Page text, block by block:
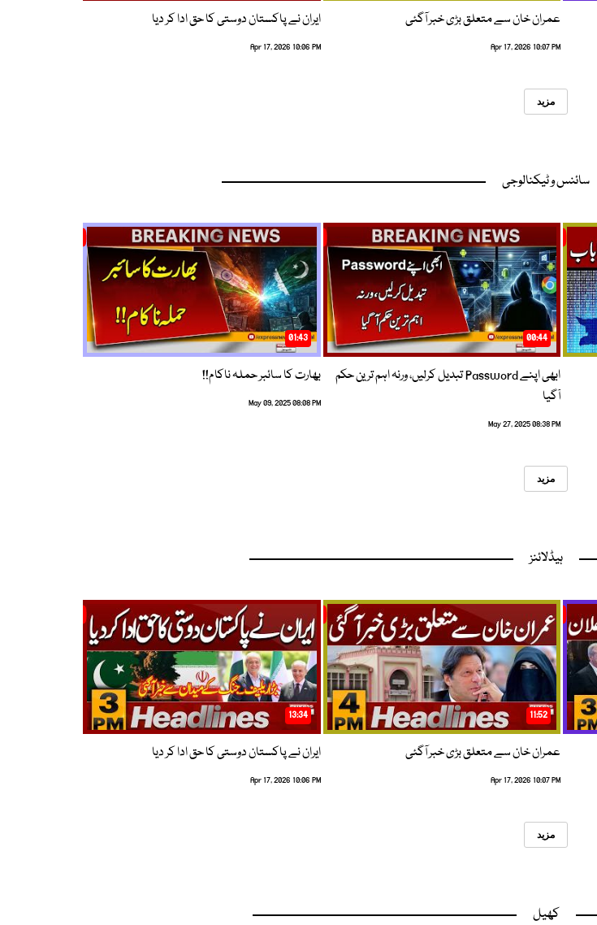
عمران خان سے متعلق بڑی خبر آگئی
Apr 17, 2026 10:07 PM
ایران نے پاکستان دوستی کا حق ادا کر دیا
Apr 17, 2026 10:06 PM
مزید
سائنس و ٹیکنالوجی
00:44
ابھی اپنے Password تبدیل کرلیں، ورنہ اہم ترین حکم
آگیا
May 27, 2025 08:38 PM
01:43
بھارت کا سائبر حملہ ناکام!!
May 09, 2025 08:08 PM
مزید
ہیڈلائنز
11:52
عمران خان سے متعلق بڑی خبر آگئی
Apr 17, 2026 10:07 PM
13:34
ایران نے پاکستان دوستی کا حق ادا کر دیا
Apr 17, 2026 10:06 PM
مزید
کھیل